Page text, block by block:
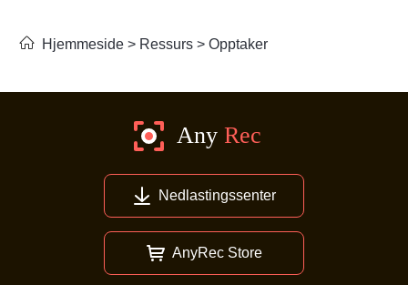
Hjemmeside > Ressurs > Opptaker
Nedlastingssenter
AnyRec Store